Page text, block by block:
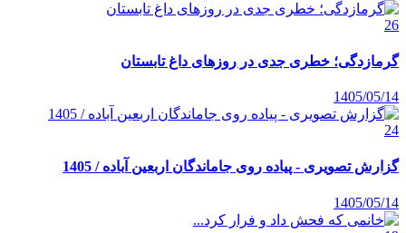
26
گرمازدگی؛ خطری جدی در روزهای داغ تابستان
1405/05/14
24
گزارش تصویری - پیاده روی جاماندگان اربعین آباده / 1405
1405/05/14